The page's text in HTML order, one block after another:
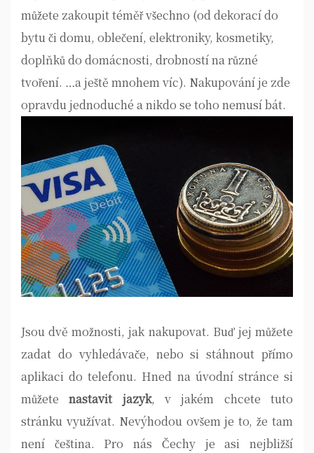
můžete zakoupit téměř všechno (od dekorací do
bytu či domu, oblečení, elektroniky, kosmetiky,
doplňků do domácnosti, drobností na různé
tvoření. …a ještě mnohem víc). Nakupování je zde
opravdu jednoduché a nikdo se toho nemusí bát.
Jsou dvě možnosti, jak nakupovat. Buď jej můžete
zadat do vyhledávače, nebo si stáhnout přímo
aplikaci do telefonu. Hned na úvodní stránce si
můžetenastavit jazyk, v jakém chcete tuto
stránku využívat. Nevýhodou ovšem je to, že tam
není čeština. Pro nás Čechy je asi nejbližší